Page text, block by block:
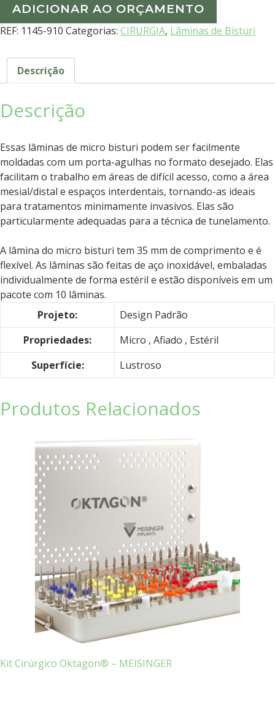
ADICIONAR AO ORÇAMENTO
REF: 1145-910 Categorias: CIRURGIA, Lâminas de Bisturi
Descrição
Descrição
Essas lâminas de micro bisturi podem ser facilmente
moldadas com um porta-agulhas no formato desejado. Elas
facilitam o trabalho em áreas de difícil acesso, como a área
mesial/distal e espaços interdentais, tornando-as ideais
para tratamentos minimamente invasivos. Elas são
particularmente adequadas para a técnica de tunelamento.
A lâmina do micro bisturi tem 35 mm de comprimento e é
flexível. As lâminas são feitas de aço inoxidável, embaladas
individualmente de forma estéril e estão disponíveis em um
pacote com 10 lâminas.
Projeto:
Design Padrão
Propriedades:
Micro , Afiado , Estéril
Superfície:
Lustroso
Produtos Relacionados
Kit Cirúrgico Oktagon® – MEISINGER